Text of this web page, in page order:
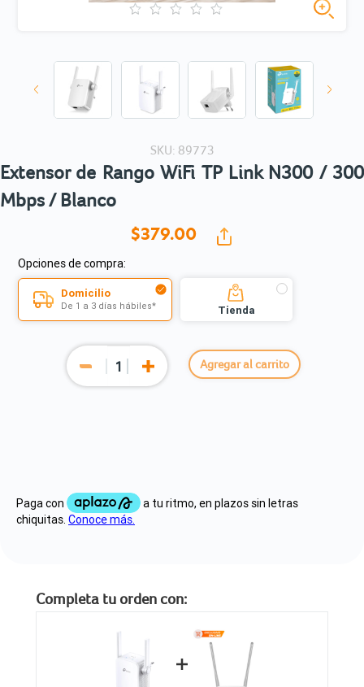
SKU: 89773
Extensor de Rango WiFi TP Link N300 / 300
Mbps / Blanco
$379.00
Opciones de compra:
Domicilio
De 1 a 3 días hábiles* Tienda
Agregar al carrito
Completa tu orden con: